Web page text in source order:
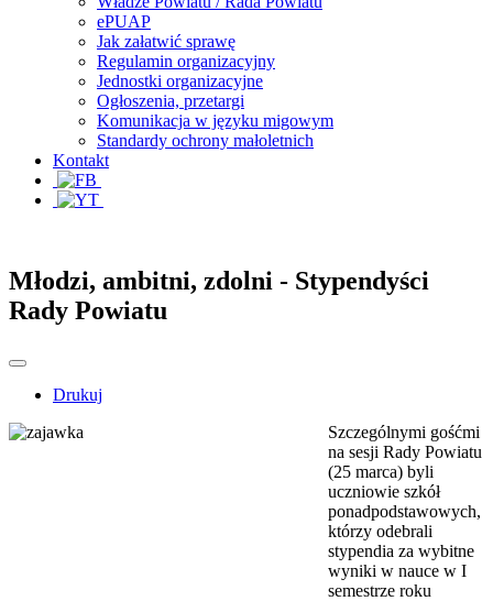
ePUAP
Jak załatwić sprawę
Regulamin organizacyjny
Jednostki organizacyjne
Ogłoszenia, przetargi
Komunikacja w języku migowym
Standardy ochrony małoletnich
Kontakt
Młodzi, ambitni, zdolni - Stypendyści
Rady Powiatu
Drukuj
Szczególnymi gośćmi
na sesji Rady Powiatu
(25 marca) byli
uczniowie szkół
ponadpodstawowych,
którzy odebrali
stypendia za wybitne
wyniki w nauce w I
semestrze roku